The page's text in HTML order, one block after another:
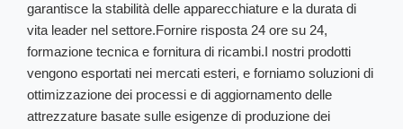
garantisce la stabilità delle apparecchiature e la durata di
vita leader nel settore.Fornire risposta 24 ore su 24,
formazione tecnica e fornitura di ricambi.I nostri prodotti
vengono esportati nei mercati esteri, e forniamo soluzioni di
ottimizzazione dei processi e di aggiornamento delle
attrezzature basate sulle esigenze di produzione dei